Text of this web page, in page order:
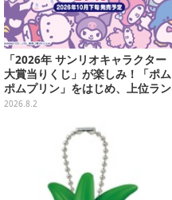
「2026年 サンリオキャラクター
大賞当りくじ」が楽しみ！「ポム
ポムプリン」をはじめ、上位ラン
クインが登場するスペシャル企画
2026.8.2